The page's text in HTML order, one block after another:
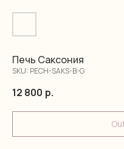
Печь Саксония
SKU: PECH-SAKS-B-G
12 800 р.